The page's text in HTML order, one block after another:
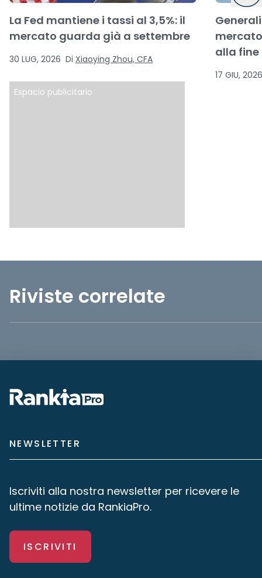
La Fed mantiene i tassi al 3,5%: il
mercato guarda già a settembre
30 LUG, 2026 Di Xiaoying Zhou, CFA
alla fine
17 GIU, 2026
Espacio publicitario
Riviste correlate
NEWSLETTER
Iscriviti alla nostra newsletter per ricevere le
ultime notizie da RankiaPro.
ISCRIVITI